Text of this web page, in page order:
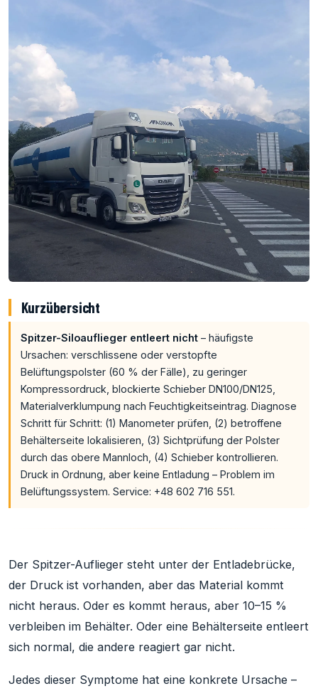
Kurzübersicht
Spitzer-Siloauflieger entleert nicht– häufigste
Ursachen: verschlissene oder verstopfte
Belüftungspolster (60 % der Fälle), zu geringer
Kompressordruck, blockierte Schieber DN100/DN125,
Materialverklumpung nach Feuchtigkeitseintrag. Diagnose
Schritt für Schritt: (1) Manometer prüfen, (2) betroffene
Behälterseite lokalisieren, (3) Sichtprüfung der Polster
durch das obere Mannloch, (4) Schieber kontrollieren.
Druck in Ordnung, aber keine Entladung – Problem im
Belüftungssystem. Service: +48 602 716 551.
Der Spitzer-Auflieger steht unter der Entladebrücke,
der Druck ist vorhanden, aber das Material kommt
nicht heraus. Oder es kommt heraus, aber 10–15 %
verbleiben im Behälter. Oder eine Behälterseite entleert
sich normal, die andere reagiert gar nicht.
Jedes dieser Symptome hat eine konkrete Ursache –